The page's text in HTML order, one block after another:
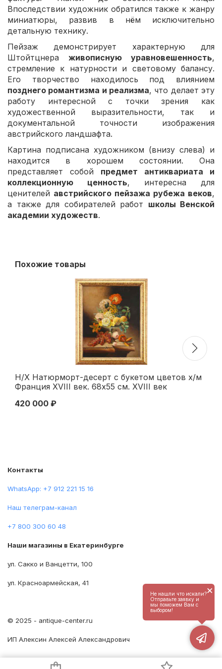
Впоследствии художник обратился также к жанру
миниатюры, развив в нём исключительно
детальную технику.
Пейзаж демонстрирует характерную для
Штойтцнера живописную уравновешенность,
стремление к натурности и световому балансу.
Его творчество находилось под влиянием
позднего романтизма и реализма, что делает эту
работу интересной с точки зрения как
художественной выразительности, так и
документальной точности изображения
австрийского ландшафта.
Картина подписана художником (внизу слева) и
находится в хорошем состоянии. Она
представляет собой предмет антиквариата и
коллекционную ценность, интересна для
ценителей австрийского пейзажа рубежа веков,
а также для собирателей работ школы Венской
академии художеств.
Похожие товары
Н/Х Натюрморт-десерт с букетом цветов х/м
Франция XVIII век. 68x55 см. XVIII век
420 000 ₽
Контакты
WhatsApp: +7 912 221 15 16
Наш телеграм-канал
+7 800 300 60 48
Наши магазины в Екатеринбурге
ул. Сакко и Ванцетти, 100
ул. Красноармейская, 41
© 2025 - antique-center.ru
ИП Алексин Алексей Александрович
Не нашли что искали?
Отправьте заявку и
мы поможем Вам с
выбором!
×